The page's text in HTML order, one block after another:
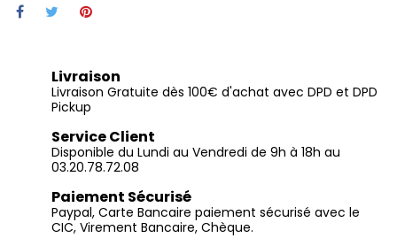
Livraison
Livraison Gratuite dès 100€ d'achat avec DPD et DPD
Pickup
Service Client
Disponible du Lundi au Vendredi de 9h à 18h au
03.20.78.72.08
Paiement Sécurisé
Paypal, Carte Bancaire paiement sécurisé avec le
CIC, Virement Bancaire, Chèque.